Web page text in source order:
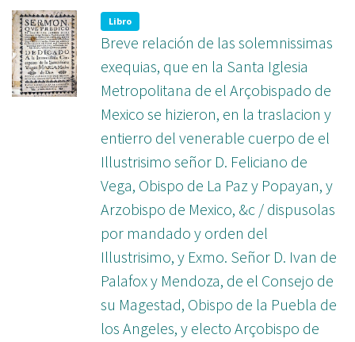
Libro
Breve relación de las solemnissimas
exequias, que en la Santa Iglesia
Metropolitana de el Arçobispado de
Mexico se hizieron, en la traslacion y
entierro del venerable cuerpo de el
Illustrisimo señor D. Feliciano de
Vega, Obispo de La Paz y Popayan, y
Arzobispo de Mexico, &c / dispusolas
por mandado y orden del
Illustrisimo, y Exmo. Señor D. Ivan de
Palafox y Mendoza, de el Consejo de
su Magestad, Obispo de la Puebla de
los Angeles, y electo Arçobispo de